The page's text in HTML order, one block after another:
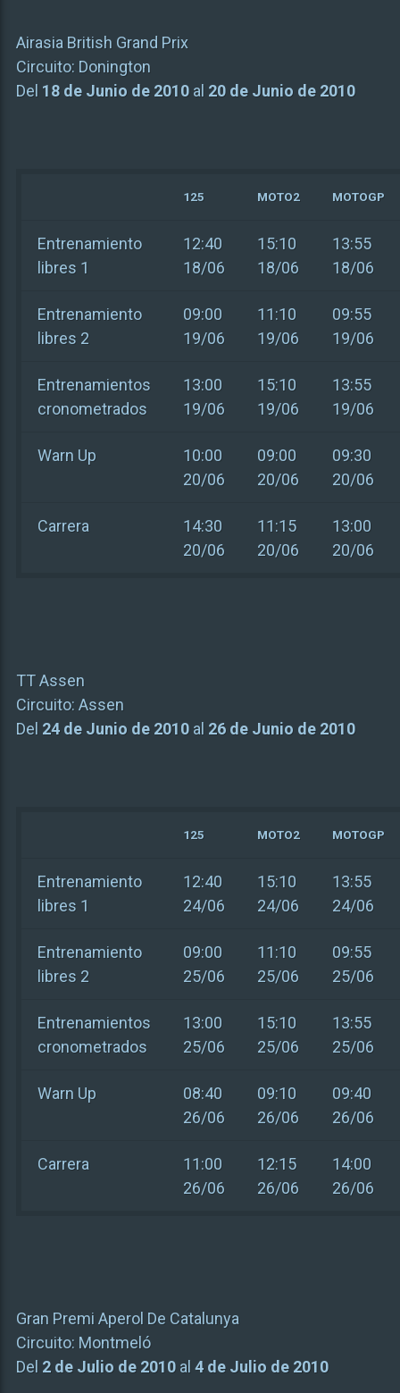
Airasia British Grand Prix
Circuito: Donington
Del 18 de Junio de 2010al 20 de Junio de 2010
125 MOTO2 MOTOGP
Entrenamiento
libres 1
12:40
18/06
15:10
18/06
13:55
18/06
Entrenamiento
libres 2
09:00
19/06
11:10
19/06
09:55
19/06
Entrenamientos
cronometrados
13:00
19/06
15:10
19/06
13:55
19/06
Warn Up
10:00
20/06
09:00
20/06
09:30
20/06
Carrera
14:30
20/06
11:15
20/06
13:00
20/06
TT Assen
Circuito: Assen
Del 24 de Junio de 2010al 26 de Junio de 2010
125 MOTO2 MOTOGP
Entrenamiento
libres 1
12:40
24/06
15:10
24/06
13:55
24/06
Entrenamiento
libres 2
09:00
25/06
11:10
25/06
09:55
25/06
Entrenamientos
cronometrados
13:00
25/06
15:10
25/06
13:55
25/06
Warn Up
08:40
26/06
09:10
26/06
09:40
26/06
Carrera
11:00
26/06
12:15
26/06
14:00
26/06
Gran Premi Aperol De Catalunya
Circuito: Montmeló
Del 2 de Julio de 2010al 4 de Julio de 2010